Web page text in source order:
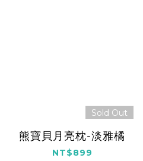
Sold Out
熊寶貝月亮枕-淡雅橘
NT$899